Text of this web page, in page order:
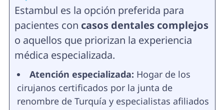
Estambul es la opción preferida para
pacientes con casos dentales complejos
o aquellos que priorizan la experiencia
médica especializada.
Atención especializada: Hogar de los
cirujanos certificados por la junta de
renombre de Turquía y especialistas afiliados